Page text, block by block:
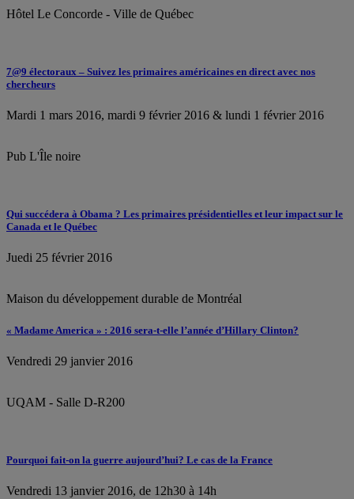
Hôtel Le Concorde - Ville de Québec
7@9 électoraux – Suivez les primaires américaines en direct avec nos
chercheurs
Mardi 1 mars 2016, mardi 9 février 2016 & lundi 1 février 2016
Pub L'Île noire
Qui succédera à Obama ? Les primaires présidentielles et leur impact sur le
Canada et le Québec
Juedi 25 février 2016
Maison du développement durable de Montréal
« Madame America » : 2016 sera-t-elle l’année d’Hillary Clinton?
Vendredi 29 janvier 2016
UQAM - Salle D-R200
Pourquoi fait-on la guerre aujourd’hui? Le cas de la France
Vendredi 13 janvier 2016, de 12h30 à 14h